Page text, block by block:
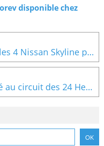
disponible chez
1/64 : Un set regroupant les 4 Nissan Skyline pour 60 €
Modelissimo s'est installé au circuit des 24 Heures du Mans